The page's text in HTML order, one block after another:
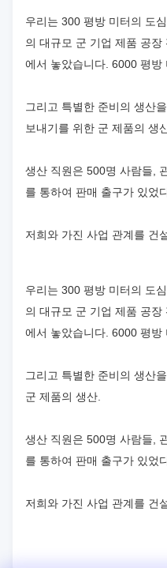
우리는 300 평방 미터의 도
의 대규모 군 기업 제품 공
에서 놓았습니다. 6000 평방
그리고 특별한 준비의 생산
보내기를 위한 군 제품의 생
생산 직원은 500명 사람들,
를 통하여 판매 출구가 있었
저희와 가진 사업 관계를 건
우리는 300 평방 미터의 도
의 대규모 군 기업 제품 공
에서 놓았습니다. 6000 평방
그리고 특별한 준비의 생산
군 제품의 생산.
생산 직원은 500명 사람들,
를 통하여 판매 출구가 있었
저희와 가진 사업 관계를 건